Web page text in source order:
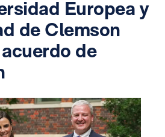
Europea y
de Clemson
de